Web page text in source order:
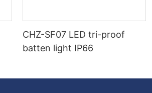
CHZ-SF07 LED tri-proof
batten light IP66